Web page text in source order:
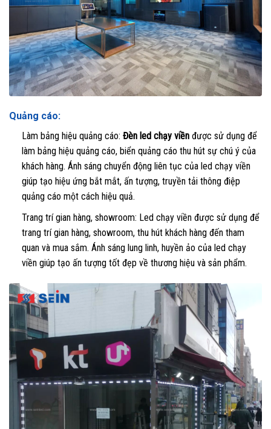
Quảng cáo:
Làm bảng hiệu quảng cáo: Đèn led chạy viềnđược sử dụng để
làm bảng hiệu quảng cáo, biển quảng cáo thu hút sự chú ý của
khách hàng. Ánh sáng chuyển động liên tục của led chạy viền
giúp tạo hiệu ứng bắt mắt, ấn tượng, truyền tải thông điệp
quảng cáo một cách hiệu quả.
Trang trí gian hàng, showroom: Led chạy viền được sử dụng để
trang trí gian hàng, showroom, thu hút khách hàng đến tham
quan và mua sắm. Ánh sáng lung linh, huyền ảo của led chạy
viền giúp tạo ấn tượng tốt đẹp về thương hiệu và sản phẩm.